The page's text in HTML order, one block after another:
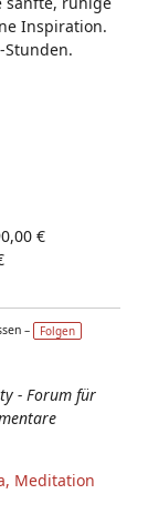
Inspiration.
Stunden.
€
– Folgen
- Forum für
Meditation